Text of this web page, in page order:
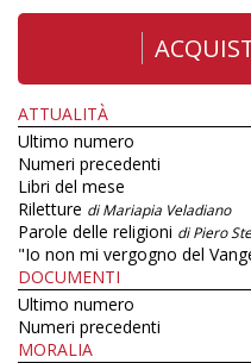
ATTUALITÀ
Ultimo numero
Numeri precedenti
Libri del mese
Riletture di Mariapia Veladiano
Parole delle religioni di Piero
"Io non mi vergogno del
DOCUMENTI
Ultimo numero
Numeri precedenti
MORALIA